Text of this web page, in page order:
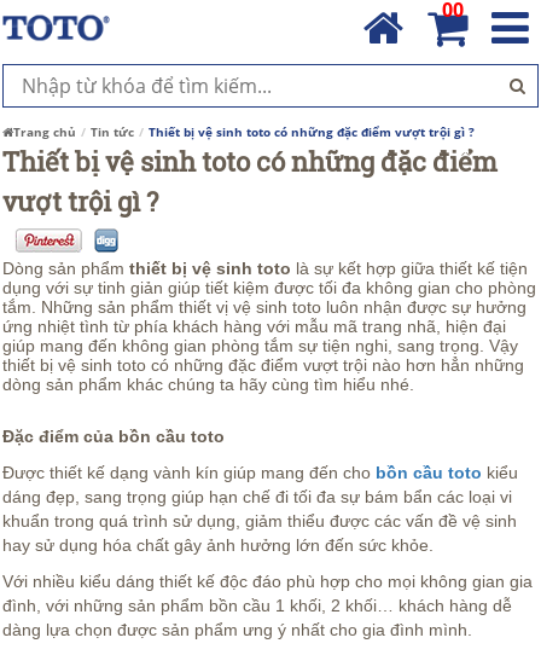
00
Trang chủ Tin tức Thiết bị vệ sinh toto có những đặc điểm vượt trội gì ?
Thiết bị vệ sinh toto có những đặc điểm
vượt trội gì ?
Dòng sản phẩm thiết bị vệ sinh toto là sự kết hợp giữa thiết kế tiện
dụng với sự tinh giản giúp tiết kiệm được tối đa không gian cho phòng
tắm. Những sản phẩm thiết vị vệ sinh toto luôn nhận được sự hưởng
ứng nhiệt tình từ phía khách hàng với mẫu mã trang nhã, hiện đại
giúp mang đến không gian phòng tắm sự tiện nghi, sang trọng. Vậy
thiết bị vệ sinh toto có những đặc điểm vượt trội nào hơn hẳn những
dòng sản phẩm khác chúng ta hãy cùng tìm hiểu nhé.
Đặc điểm của bồn cầu toto
Được thiết kế dạng vành kín giúp mang đến cho bồn cầu toto kiểu
dáng đẹp, sang trọng giúp hạn chế đi tối đa sự bám bẩn các loại vi
khuẩn trong quá trình sử dụng, giảm thiểu được các vấn đề vệ sinh
hay sử dụng hóa chất gây ảnh hưởng lớn đến sức khỏe.
Với nhiều kiểu dáng thiết kế độc đáo phù hợp cho mọi không gian gia
đình, với những sản phẩm bồn cầu 1 khối, 2 khối… khách hàng dễ
dàng lựa chọn được sản phẩm ưng ý nhất cho gia đình mình.